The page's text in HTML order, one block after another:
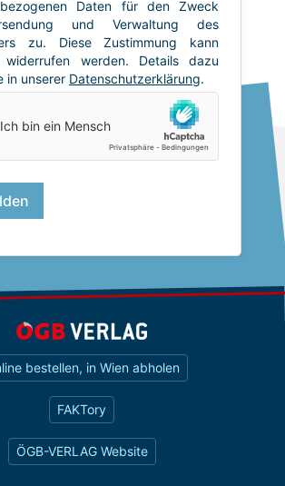
bestellen, in Wien abholen
FAKTory
ÖGB-VERLAG Website